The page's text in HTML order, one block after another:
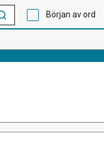
Början av ord